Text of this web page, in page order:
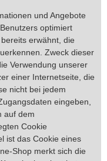
und Angebote
optimiert
erwähnt, die
Zweck dieser
Verwendung unserer
einer Internetseite, die
nicht bei jedem
eingeben,
auf dem
Cookie
ist das Cookie eines
Shop merkt sich die